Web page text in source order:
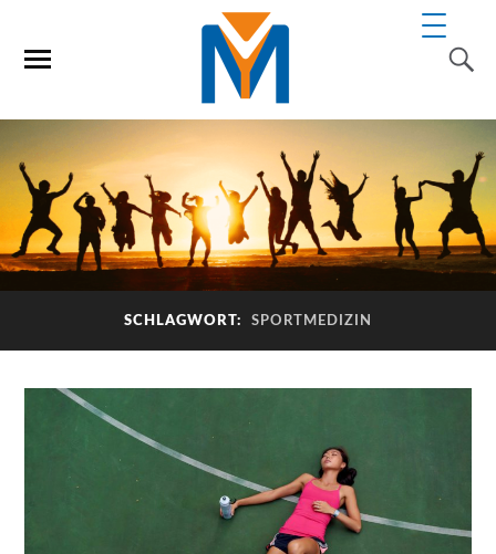
SCHLAGWORT: SPORTMEDIZIN